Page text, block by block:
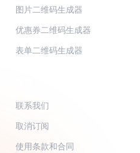
图片二维码生成器
优惠券二维码生成器
表单二维码生成器
联系我们
取消订阅
使用条款和合同